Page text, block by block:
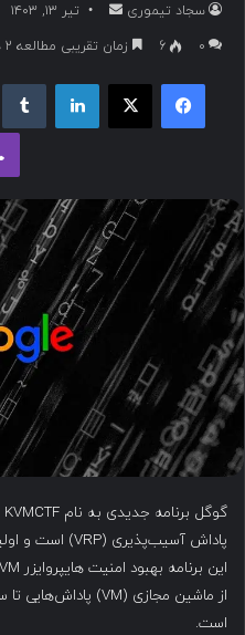
سجاد تیموری
ا
ا
ی
م
ی
ل
تیر ۱۳, ۱۴۰۳
۰
6 زمان تقریبی مطالعه 2 دقیقه
فیسبوک ایکس لینکداین
است.